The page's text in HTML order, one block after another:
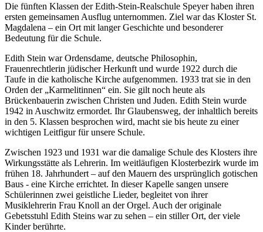
Die fünften Klassen der Edith-Stein-Realschule Speyer haben ihren
ersten gemeinsamen Ausflug unternommen. Ziel war das Kloster St.
Magdalena – ein Ort mit langer Geschichte und besonderer
Bedeutung für die Schule.
Edith Stein war Ordensdame, deutsche Philosophin,
Frauenrechtlerin jüdischer Herkunft und wurde 1922 durch die
Taufe in die katholische Kirche aufgenommen. 1933 trat sie in den
Orden der „Karmelitinnen“ ein. Sie gilt noch heute als
Brückenbauerin zwischen Christen und Juden. Edith Stein wurde
1942 in Auschwitz ermordet. Ihr Glaubensweg, der inhaltlich bereits
in den 5. Klassen besprochen wird, macht sie bis heute zu einer
wichtigen Leitfigur für unsere Schule.
Zwischen 1923 und 1931 war die damalige Schule des Klosters ihre
Wirkungsstätte als Lehrerin. Im weitläufigen Klosterbezirk wurde im
frühen 18. Jahrhundert – auf den Mauern des ursprünglich gotischen
Baus - eine Kirche errichtet. In dieser Kapelle sangen unsere
Schülerinnen zwei geistliche Lieder, begleitet von ihrer
Musiklehrerin Frau Knoll an der Orgel. Auch der originale
Gebetsstuhl Edith Steins war zu sehen – ein stiller Ort, der viele
Kinder berührte.